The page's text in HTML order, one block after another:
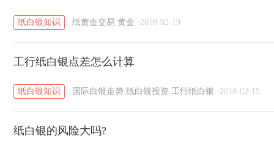
纸白银知识 纸黄金交易 黄金 · 2018-02-19
工行纸白银点差怎么计算
纸白银知识 国际白银走势 纸白银投资 工行纸白银 · 2018-02-15
纸白银的风险大吗?